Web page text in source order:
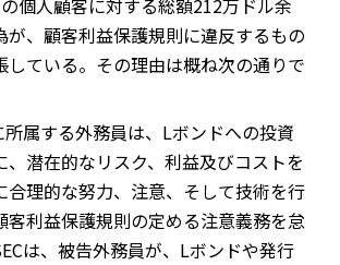
個人顧客に対する総額212万ドル余
が、顧客利益保護規則に違反するもの
している。その理由は概ね次の通りで
属する外務員は、Lボンドへの投資
、潜在的なリスク、利益及びコストを
合理的な努力、注意、そして技術を行
客利益保護規則の定める注意義務を怠
は、被告外務員が、Lボンドや発行